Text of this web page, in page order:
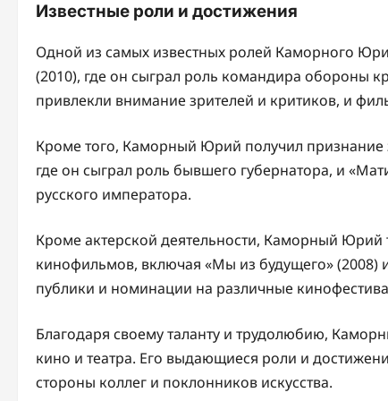
Известные роли и достижения
Одной из самых известных ролей Каморного
(2010), где он сыграл роль командира обороны
привлекли внимание зрителей и критиков, и
Кроме того, Каморный Юрий получил признание
где он сыграл роль бывшего губернатора, и
русского императора.
Кроме актерской деятельности, Каморный Юрий
кинофильмов, включая «Мы из будущего» (2008)
публики и номинации на различные
Благодаря своему таланту и трудолюбию,
кино и театра. Его выдающиеся роли и
стороны коллег и поклонников искусства.